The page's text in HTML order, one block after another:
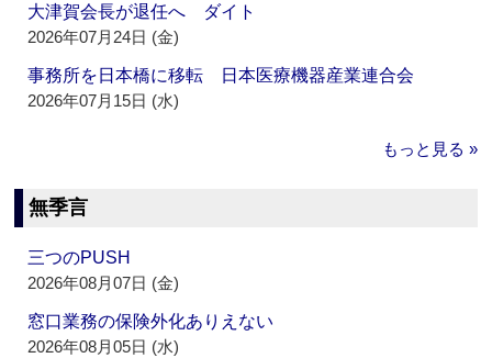
大津賀会長が退任へ ダイト
2026年07月24日 (金)
事務所を日本橋に移転 日本医療機器産業連合会
2026年07月15日 (水)
もっと見る »
無季言
三つのPUSH
2026年08月07日 (金)
窓口業務の保険外化ありえない
2026年08月05日 (水)